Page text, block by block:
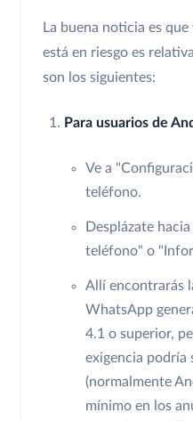
La buena noticia es
está en riesgo es
son los siguientes:
Para usuarios de
Ve a
teléfono.
Desplázate
teléfono" o
Allí encontrarás
WhatsApp
4.1 o superior,
exigencia podría
(normalmente
mínimo en los